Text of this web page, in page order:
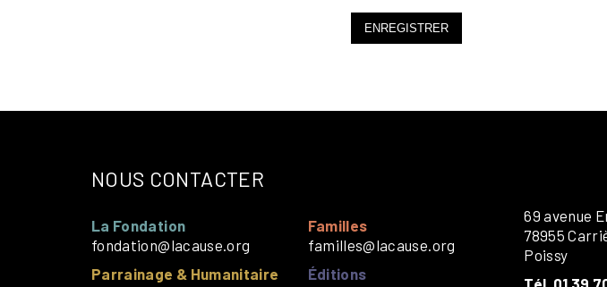
ENREGISTRER
NOUS CONTACTER
La Fondation
fondation@lacause.org
Parrainage & Humanitaire
Familles
familles@lacause.org
Éditions
69 avenue
78955
Poissy